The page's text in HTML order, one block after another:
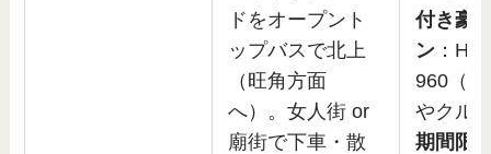
ドをオープント
ップバスで北上
（旺角方面
へ）。女人街 or
廟街で下車・散
付き豪
ン：
960（
やクル
期間限